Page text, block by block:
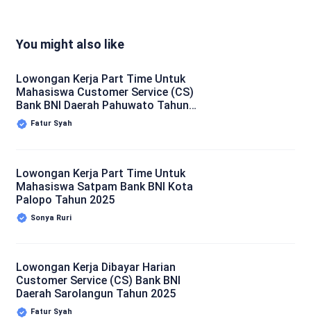
You might also like
Lowongan Kerja Part Time Untuk
Mahasiswa Customer Service (CS)
Bank BNI Daerah Pahuwato Tahun
2025Fatur Syah
Lowongan Kerja Part Time Untuk
Mahasiswa Satpam Bank BNI Kota
Palopo Tahun 2025
Sonya Ruri
Lowongan Kerja Dibayar Harian
Customer Service (CS) Bank BNI
Daerah Sarolangun Tahun 2025
Fatur Syah